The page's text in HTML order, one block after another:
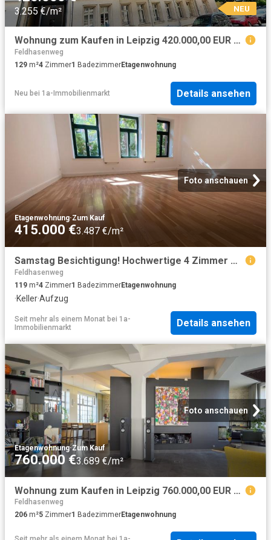
3.255 €/m² NEU
Wohnung zum Kaufen in Leipzig 420.000,00 EUR 129.79 m²
Feldhasenweg
129 m²4 Zimmer1 BadezimmerEtagenwohnung
Neu bei 1a-Immobilienmarkt Details ansehen
Foto anschauen
Etagenwohnung·Zum Kauf
415.000 €3.487 €/m²
Samstag Besichtigung! Hochwertige 4 Zimmer Wohnung Volkmarsdorf
Feldhasenweg
119 m²4 Zimmer1 BadezimmerEtagenwohnung
·Keller·Aufzug
Seit mehr als einem Monat bei 1a-
Immobilienmarkt
Details ansehen
Foto anschauen
Etagenwohnung·Zum Kauf
760.000 €3.689 €/m²
Wohnung zum Kaufen in Leipzig 760.000,00 EUR 206 m²
Feldhasenweg
206 m²5 Zimmer1 BadezimmerEtagenwohnung